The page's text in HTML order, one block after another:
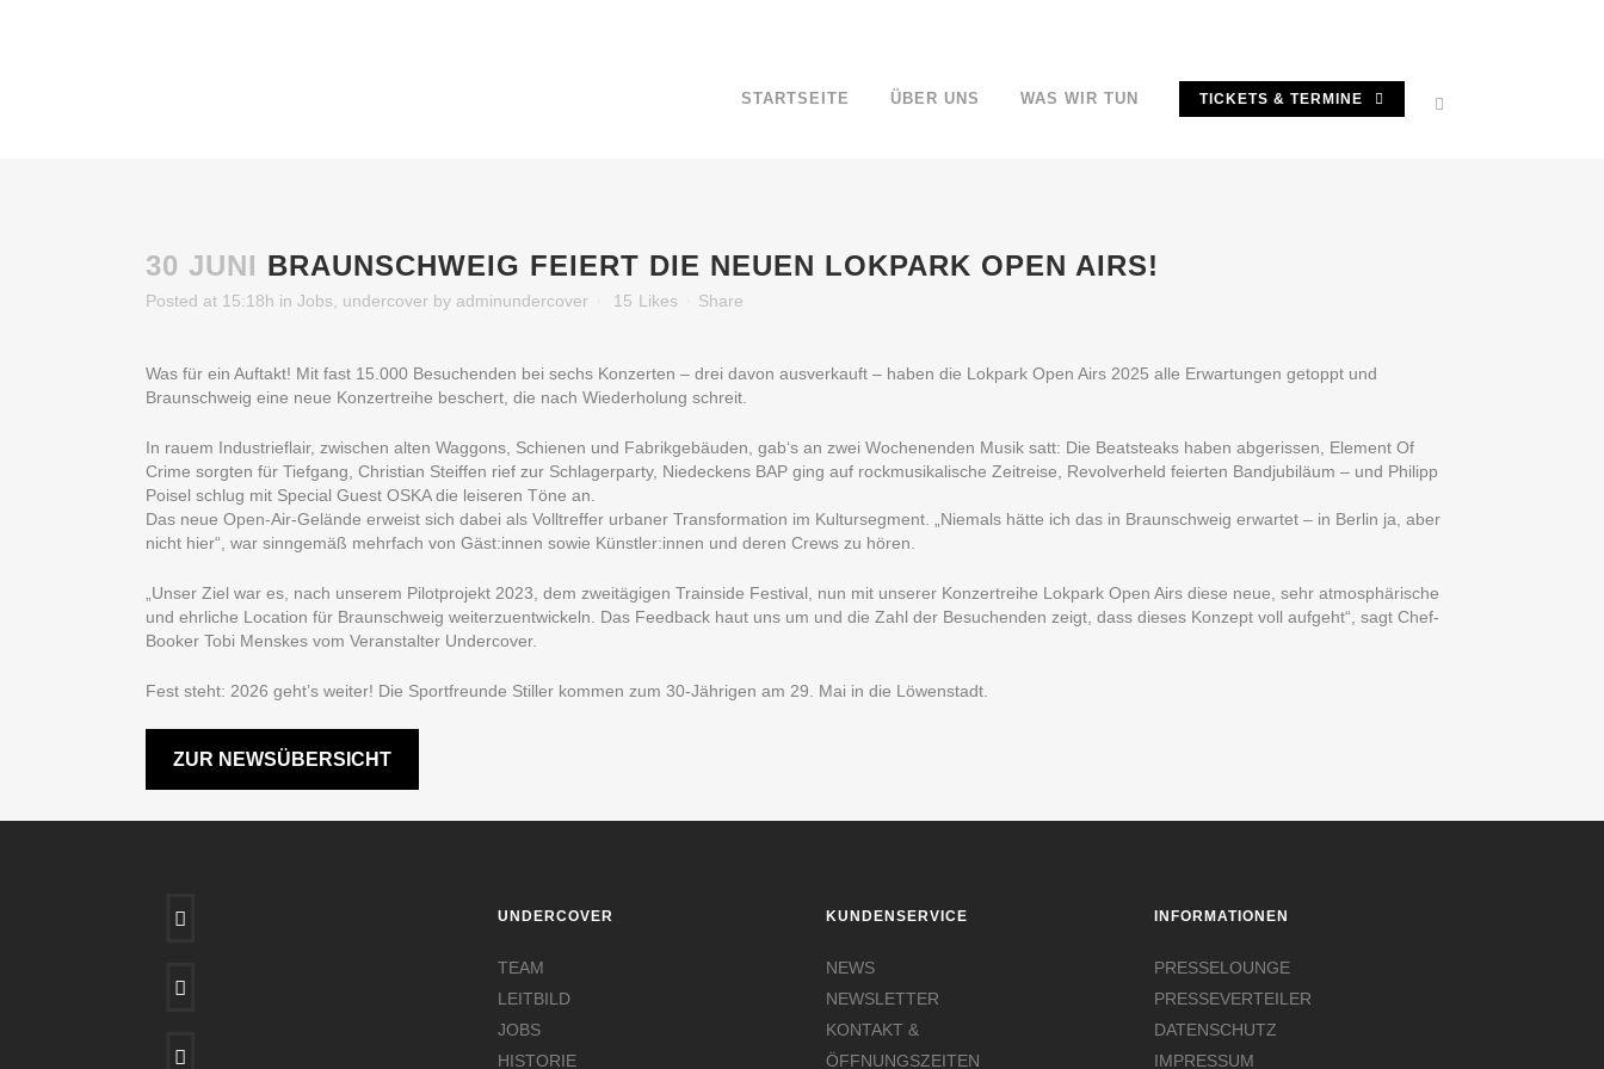
TICKETS & TERMINE
STARTSEITE ÜBER UNS WAS WIR TUN
30 JUNI BRAUNSCHWEIG FEIERT DIE NEUEN LOKPARK OPEN AIRS!
Posted at 15:18h in Jobs undercover by adminundercover 15 Likes Share
Was für ein Auftakt! Mit fast 15.000 Besuchenden bei sechs Konzerten – drei davon ausverkauft – haben die Lokpark Open Airs 2025 alle Erwartungen getoppt und
Braunschweig eine neue Konzertreihe beschert, die nach Wiederholung schreit.
In rauem Industrieflair, zwischen alten Waggons, Schienen und Fabrikgebäuden, gab‘s an zwei Wochenenden Musik satt: Die Beatsteaks haben abgerissen, Element Of
Crime sorgten für Tiefgang, Christian Steiffen rief zur Schlagerparty, Niedeckens BAP ging auf rockmusikalische Zeitreise, Revolverheld feierten Bandjubiläum – und Philipp
Poisel schlug mit Special Guest OSKA die leiseren Töne an.
Das neue Open-Air-Gelände erweist sich dabei als Volltreffer urbaner Transformation im Kultursegment. „Niemals hätte ich das in Braunschweig erwartet – in Berlin ja, aber
nicht hier“, war sinngemäß mehrfach von Gäst:innen sowie Künstler:innen und deren Crews zu hören.
„Unser Ziel war es, nach unserem Pilotprojekt 2023, dem zweitägigen Trainside Festival, nun mit unserer Konzertreihe Lokpark Open Airs diese neue, sehr atmosphärische
und ehrliche Location für Braunschweig weiterzuentwickeln. Das Feedback haut uns um und die Zahl der Besuchenden zeigt, dass dieses Konzept voll aufgeht“, sagt Chef-
Booker Tobi Menskes vom Veranstalter Undercover.
Fest steht: 2026 geht’s weiter! Die Sportfreunde Stiller kommen zum 30-Jährigen am 29. Mai in die Löwenstadt.
ZUR NEWSÜBERSICHT
UNDERCOVER
TEAM
LEITBILD
JOBS
HISTORIE
KUNDENSERVICE
NEWS
NEWSLETTER
KONTAKT &
ÖFFNUNGSZEITEN
INFORMATIONEN
PRESSELOUNGE
PRESSEVERTEILER
DATENSCHUTZ
IMPRESSUM